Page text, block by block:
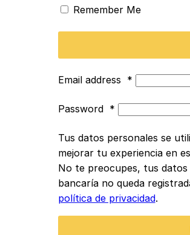
Remember Me
Email address *
Password *
Tus datos personales se
mejorar tu experiencia en
No te preocupes, tus
bancaría no queda
política de privacidad.